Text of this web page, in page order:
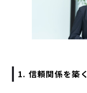
1. 信頼関係を築く